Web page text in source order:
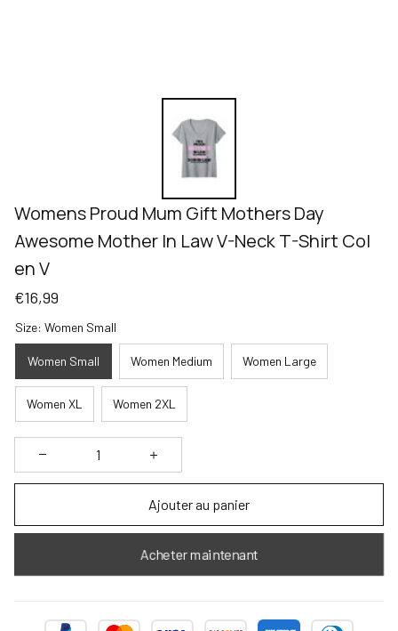
Womens Proud Mum Gift Mothers Day
Awesome Mother In Law V-Neck T-Shirt Col
en V
€16,99
Size: Women Small
Women Small Women Medium Women Large
Women XL Women 2XL
Ajouter au panier
Acheter maintenant